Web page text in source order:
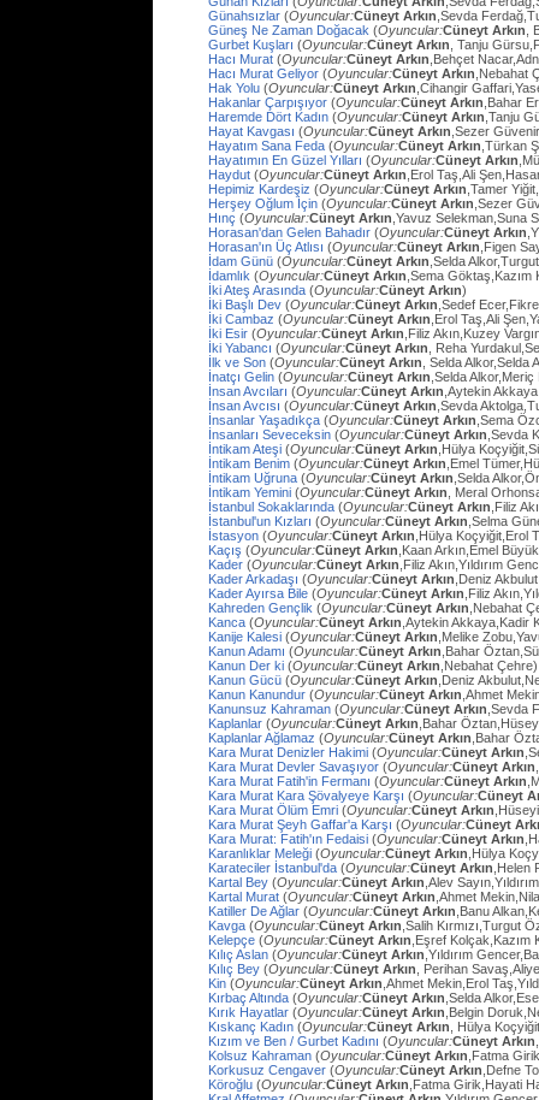
Günahsızlar (Oyuncular:Cüneyt Arkın ,Sevda
Güneş Ne Zaman Doğacak (Oyuncular:Cüneyt Arkın ,
Gurbet Kuşları (Oyuncular:Cüneyt Arkın , Tanju
Hacı Murat (Oyuncular:Cüneyt Arkın ,Behçet
Hacı Murat Geliyor (Oyuncular:Cüneyt Arkın ,Nebahat
Hak Yolu (Oyuncular:Cüneyt Arkın ,Cihangir
Hakanlar Çarpışıyor (Oyuncular:Cüneyt Arkın ,Bahar
Haremde Dört Kadın (Oyuncular:Cüneyt Arkın ,Tanju
Hayat Kavgası (Oyuncular:Cüneyt Arkın ,Sezer
Hayatım Sana Feda (Oyuncular:Cüneyt Arkın ,Türkan
Hayatımın En Güzel Yılları (Oyuncular:Cüneyt Arkın
Haydut (Oyuncular:Cüneyt Arkın ,Erol Taş,Ali
Hepimiz Kardeşiz (Oyuncular:Cüneyt Arkın ,Tamer
Herşey Oğlum İçin (Oyuncular:Cüneyt Arkın ,Sezer
Hınç (Oyuncular:Cüneyt Arkın ,Yavuz Selekman,Suna
Horasan'dan Gelen Bahadır (Oyuncular:Cüneyt Arkın
Horasan'ın Üç Atlısı (Oyuncular:Cüneyt Arkın ,Figen
İdam Günü (Oyuncular:Cüneyt Arkın ,Selda
İdamlık (Oyuncular:Cüneyt Arkın ,Sema
İki Ateş Arasında (Oyuncular:Cüneyt Arkın)
İki Başlı Dev (Oyuncular:Cüneyt Arkın ,Sedef
İki Cambaz (Oyuncular:Cüneyt Arkın ,Erol Taş,Ali
İki Esir (Oyuncular:Cüneyt Arkın ,Filiz Akın,Kuzey
İki Yabancı (Oyuncular:Cüneyt Arkın , Reha
İlk ve Son (Oyuncular:Cüneyt Arkın , Selda Alkor,Selda
İnatçı Gelin (Oyuncular:Cüneyt Arkın ,Selda
İnsan Avcıları (Oyuncular:Cüneyt Arkın ,Aytekin
İnsan Avcısı (Oyuncular:Cüneyt Arkın ,Sevda
İnsanlar Yaşadıkça (Oyuncular:Cüneyt Arkın ,Sema
İnsanları Seveceksin (Oyuncular:Cüneyt Arkın ,Sevda
İntikam Ateşi (Oyuncular:Cüneyt Arkın ,Hülya
İntikam Benim (Oyuncular:Cüneyt Arkın ,Emel
İntikam Uğruna (Oyuncular:Cüneyt Arkın ,Selda
İntikam Yemini (Oyuncular:Cüneyt Arkın , Meral
İstanbul Sokaklarında (Oyuncular:Cüneyt Arkın ,Filiz
İstanbul'un Kızları (Oyuncular:Cüneyt Arkın ,Selma
İstasyon (Oyuncular:Cüneyt Arkın ,Hülya Koçyiğit,Erol
Kaçış (Oyuncular:Cüneyt Arkın ,Kaan Arkın,Emel
Kader (Oyuncular:Cüneyt Arkın ,Filiz Akın,Yıldırım
Kader Arkadaşı (Oyuncular:Cüneyt Arkın ,Deniz
Kader Ayırsa Bile (Oyuncular:Cüneyt Arkın ,Filiz
Kahreden Gençlik (Oyuncular:Cüneyt Arkın ,Nebahat
Kanca (Oyuncular:Cüneyt Arkın ,Aytekin Akkaya,Kadir
Kanije Kalesi (Oyuncular:Cüneyt Arkın ,Melike
Kanun Adamı (Oyuncular:Cüneyt Arkın ,Bahar
Kanun Der ki (Oyuncular:Cüneyt Arkın ,Nebahat Çehre)
Kanun Gücü (Oyuncular:Cüneyt Arkın ,Deniz
Kanun Kanundur (Oyuncular:Cüneyt Arkın ,Ahmet
Kanunsuz Kahraman (Oyuncular:Cüneyt Arkın ,Sevda
Kaplanlar (Oyuncular:Cüneyt Arkın ,Bahar
Kaplanlar Ağlamaz (Oyuncular:Cüneyt Arkın ,Bahar
Kara Murat Denizler Hakimi (Oyuncular:Cüneyt Arkın
Kara Murat Devler Savaşıyor (Oyuncular:Cüneyt Arkın
Kara Murat Fatih'in Fermanı (Oyuncular:Cüneyt Arkın
Kara Murat Kara Şövalyeye Karşı (Oyuncular:Cüneyt
Kara Murat Ölüm Emri (Oyuncular:Cüneyt Arkın
Kara Murat Şeyh Gaffar'a Karşı (Oyuncular:Cüneyt
Kara Murat: Fatih'ın Fedaisi (Oyuncular:Cüneyt Arkın
Karanlıklar Meleği (Oyuncular:Cüneyt Arkın ,Hülya
Karateciler İstanbul'da (Oyuncular:Cüneyt Arkın ,Helen
Kartal Bey (Oyuncular:Cüneyt Arkın ,Alev
Kartal Murat (Oyuncular:Cüneyt Arkın ,Ahmet
Katiller De Ağlar (Oyuncular:Cüneyt Arkın ,Banu
Kavga (Oyuncular:Cüneyt Arkın ,Salih Kırmızı,Turgut
Kelepçe (Oyuncular:Cüneyt Arkın ,Eşref
Kılıç Aslan (Oyuncular:Cüneyt Arkın ,Yıldırım
Kılıç Bey (Oyuncular:Cüneyt Arkın , Perihan
Kin (Oyuncular:Cüneyt Arkın ,Ahmet Mekin,Erol
Kırbaç Altında (Oyuncular:Cüneyt Arkın ,Selda
Kırık Hayatlar (Oyuncular:Cüneyt Arkın ,Belgin
Kıskanç Kadın (Oyuncular:Cüneyt Arkın , Hülya
Kızım ve Ben / Gurbet Kadını (Oyuncular:Cüneyt Arkın
Kolsuz Kahraman (Oyuncular:Cüneyt Arkın ,Fatma
Korkusuz Cengaver (Oyuncular:Cüneyt Arkın ,Defne
Köroğlu (Oyuncular:Cüneyt Arkın ,Fatma Girik,Hayati